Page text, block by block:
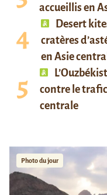
accueillis en
Desert
cratères
en Asie
contre le
centrale
Photo du jour